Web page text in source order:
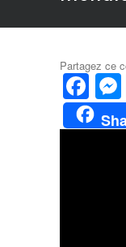
Partagez ce